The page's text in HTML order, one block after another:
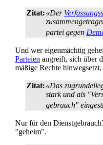
Zitat: «Der
partei gegen
Und wer eigenmächtig
Parteien angreift, sich über
mäßige Rechte
Zitat: «Das
stark und als
gebrauch"
Nur für den
"geheim".